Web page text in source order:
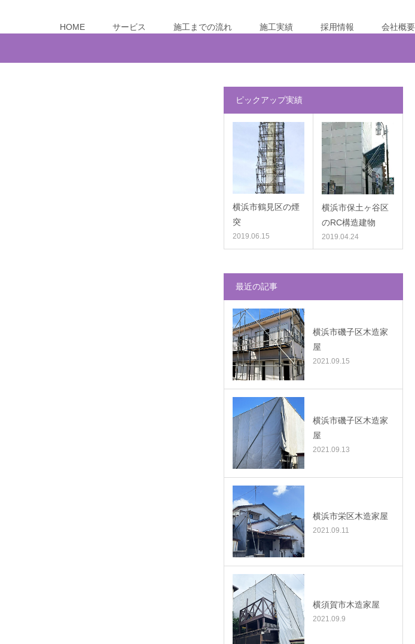
HOME サービス 施工までの流れ 施工実績 採用情報 会社概要
ピックアップ実績
横浜市鶴見区の煙
突
2019.06.15
横浜市保土ヶ谷区
のRC構造建物
2019.04.24
最近の記事
横浜市磯子区木造家
屋
2021.09.15
横浜市磯子区木造家
屋
2021.09.13
横浜市栄区木造家屋
2021.09.11
横須賀市木造家屋
2021.09.9